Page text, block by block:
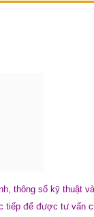
thông số kỹ thuật
tiếp để được tư vấn